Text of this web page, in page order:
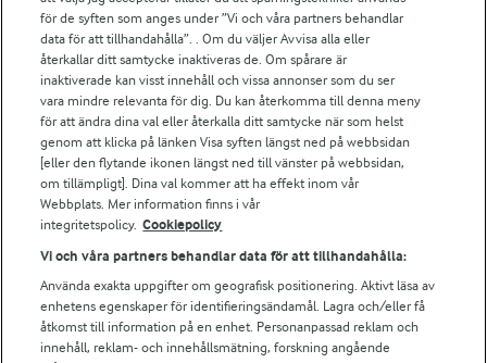
Arla.com
Falbygdens Ost
Arla webbshop
Bildbank
Följ oss
för de syften som anges under ”Vi och våra partners behandlar
data för att tillhandahålla”. . Om du väljer Avvisa alla eller
återkallar ditt samtycke inaktiveras de. Om spårare är
inaktiverade kan visst innehåll och vissa annonser som du ser
vara mindre relevanta för dig. Du kan återkomma till denna meny
för att ändra dina val eller återkalla ditt samtycke när som helst
genom att klicka på länken Visa syften längst ned på webbsidan
[eller den flytande ikonen längst ned till vänster på webbsidan,
om tillämpligt]. Dina val kommer att ha effekt inom vår
Webbplats. Mer information finns i vår
integritetspolicy. Cookiepolicy
Vi och våra partners behandlar data för att tillhandahålla:
Använda exakta uppgifter om geografisk positionering. Aktivt läsa av
enhetens egenskaper för identifieringsändamål. Lagra och/eller få
åtkomst till information på en enhet. Personanpassad reklam och
innehåll, reklam- och innehållsmätning, forskning angående